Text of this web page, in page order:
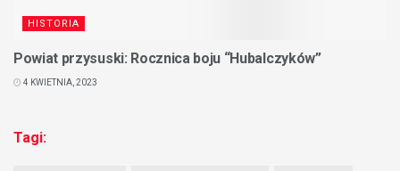
HISTORIA
Powiat przysuski: Rocznica boju “Hubalczyków”
4 KWIETNIA, 2023
Tagi: